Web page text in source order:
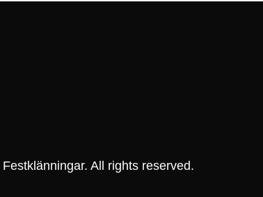
All rights reserved.